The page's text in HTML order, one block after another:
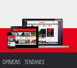
OPINIONS TENDANCE